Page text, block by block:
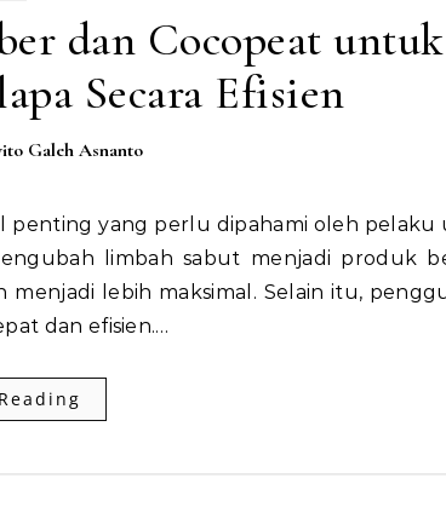
dan Cocopeat untuk
Secara Efisien
Galeh Asnanto
limbah sabut menjadi produk
lebih maksimal. Selain itu,
dan efisien.…